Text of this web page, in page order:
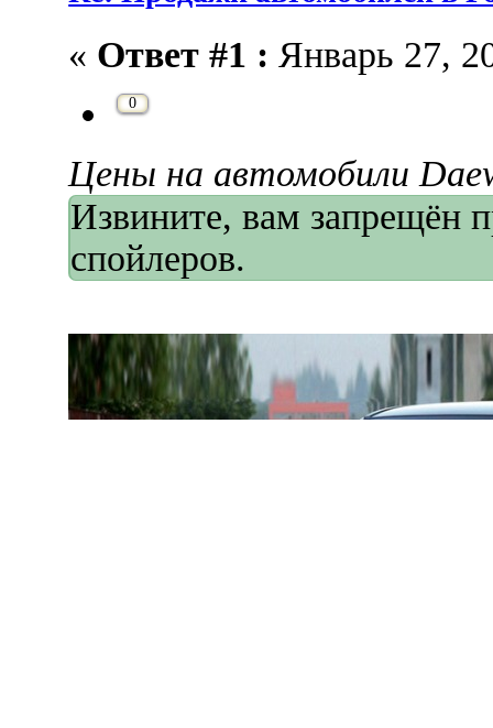
« Ответ #1 : Январь 27,
0
Цены на автомобили
Извините, вам запрещён
спойлеров.